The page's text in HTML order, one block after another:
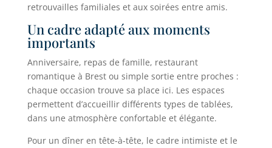
retrouvailles familiales et aux soirées entre amis.
Un cadre adapté aux moments
importants
Anniversaire, repas de famille, restaurant
romantique à Brest ou simple sortie entre proches :
chaque occasion trouve sa place ici. Les espaces
permettent d’accueillir différents types de tablées,
dans une atmosphère confortable et élégante.
Pour un dîner en tête-à-tête, le cadre intimiste et le